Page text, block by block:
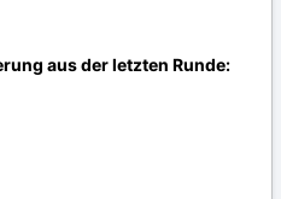
aus der letzten Runde: